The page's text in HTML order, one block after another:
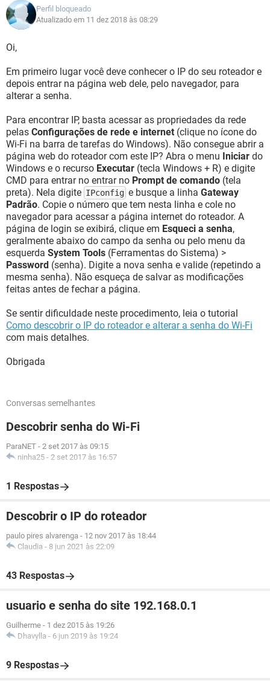
Perfil bloqueado
Atualizado em 11 dez 2018 às 08:29
Oi,
Em primeiro lugar você deve conhecer o IP do seu roteador e
depois entrar na página web dele, pelo navegador, para
alterar a senha.
Para encontrar IP, basta acessar as propriedades da rede
pelas Configurações de rede e internet (clique no ícone do
Wi-Fi na barra de tarefas do Windows). Não consegue abrir a
página web do roteador com este IP? Abra o menu Iniciar do
Windows e o recurso Executar (tecla Windows + R) e digite
CMD para entrar no entrar no Prompt de comando (tela
preta). Nela digite IPconfig e busque a linha Gateway
Padrão. Copie o número que tem nesta linha e cole no
navegador para acessar a página internet do roteador. A
página de login se exibirá, clique em Esqueci a senha,
geralmente abaixo do campo da senha ou pelo menu da
esquerda System Tools (Ferramentas do Sistema) >
Password (senha). Digite a nova senha e valide (repetindo a
mesma senha). Não esqueça de salvar as modificações
feitas antes de fechar a página.
Se sentir dificuldade neste procedimento, leia o tutorial
Como descobrir o IP do roteador e alterar a senha do Wi-Fi
com mais detalhes.
Obrigada
Conversas semelhantes
Descobrir senha do Wi-Fi
ParaNET - 2 set 2017 às 09:15
ninha25 - 2 set 2017 às 16:57
1 Respostas
Descobrir o IP do roteador
paulo pires alvarenga - 12 nov 2017 às 18:44
Claudia - 8 jun 2021 às 22:09
43 Respostas
usuario e senha do site 192.168.0.1
Guilherme - 1 dez 2015 às 19:26
Dhavylla - 6 jun 2019 às 19:24
9 Respostas